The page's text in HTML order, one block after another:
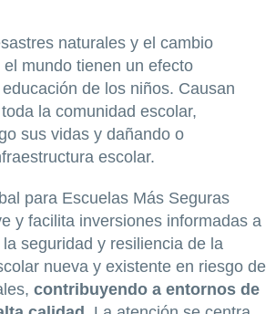
naturales y el cambio
mundo tienen un efecto
de los niños. Causan
la comunidad escolar,
sus vidas y dañando o
escolar.
para Escuelas Más Seguras
y facilita inversiones informadas a
seguridad y resiliencia de la
nueva y existente en riesgo de
contribuyendo a entornos de